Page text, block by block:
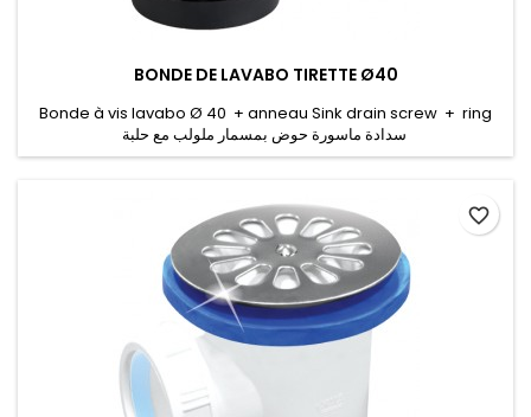
BONDE DE LAVABO TIRETTE Ø40
Bonde à vis lavabo Ø 40 + anneau Sink drain screw + ring
favorite_border